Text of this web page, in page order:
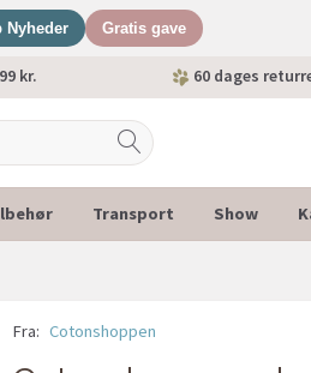
Nyheder Gratis gave
kr. 60 dages
Transport Show
Fra: Cotonshoppen